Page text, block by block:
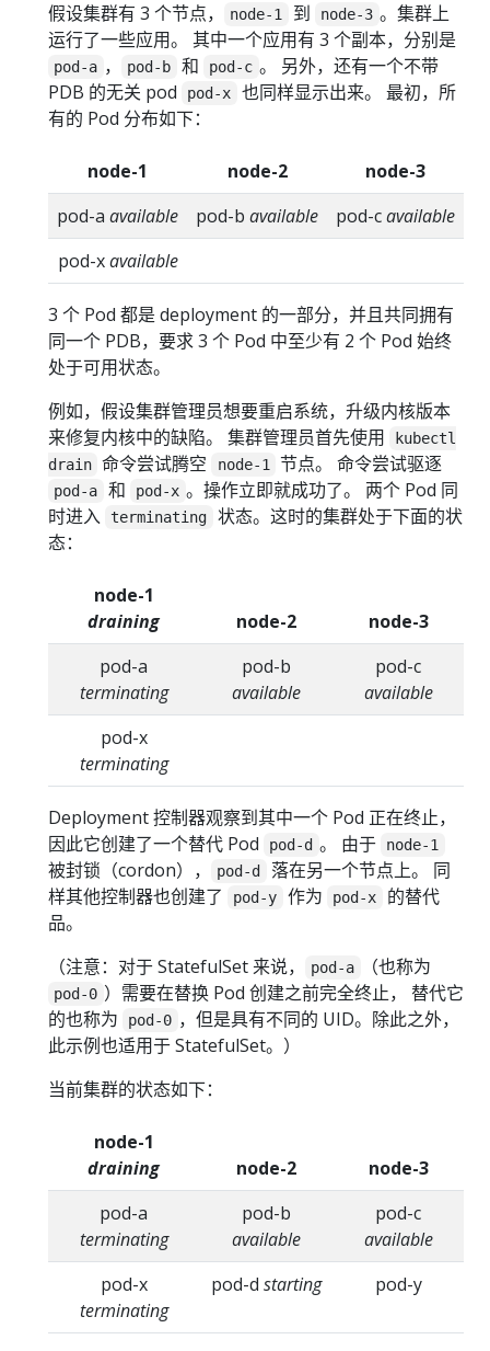
假设集群有 3 个节点， node-1 到 node-3 。集群上
运行了一些应用。 其中一个应用有 3 个副本，分别是
pod-a ， pod-b 和 pod-c 。 另外，还有一个不带
PDB 的无关 pod
pod-x
也同样显示出来。 最初，所
有的 Pod 分布如下：
node-1 node-2
node-3
pod-a available pod-b available pod-cavailable
pod-xavailable
3 个 Pod 都是 deployment 的一部分，并且共同拥有
同一个 PDB，要求 3 个 Pod 中至少有 2 个 Pod 始终
处于可用状态。
例如，假设集群管理员想要重启系统，升级内核版本
来修复内核中的缺陷。 集群管理员首先使用
kubectl
drain 命令尝试腾空 node-1 节点。 命令尝试驱逐
pod-a 和 pod-x 。操作立即就成功了。 两个 Pod 同
时进入 terminating
状态。这时的集群处于下面的状
态：
node-1
draining
node-2
node-3
pod-a
terminating
pod-b
available
pod-c
available
pod-x
terminating
Deployment 控制器观察到其中一个 Pod 正在终止，
因此它创建了一个替代 Pod
pod-d 。 由于 node-1
被封锁（cordon）， pod-d
落在另一个节点上。 同
样其他控制器也创建了
pod-y 作为 pod-x
的替代
品。
（注意：对于 StatefulSet 来说，
pod-a （也称为
pod-0 ）需要在替换 Pod 创建之前完全终止， 替代它
的也称为
pod-0 ，但是具有不同的 UID。除此之外，
此示例也适用于 StatefulSet。）
当前集群的状态如下：
node-1
draining
node-2
node-3
pod-a
terminating
pod-b
available
pod-c
available
pod-x
terminating
pod-d starting pod-y